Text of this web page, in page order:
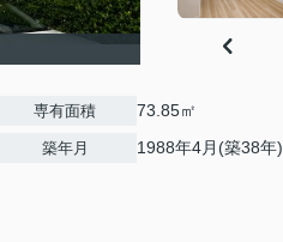
専有面積 73.85㎡
築年月 1988年4月(築38年)